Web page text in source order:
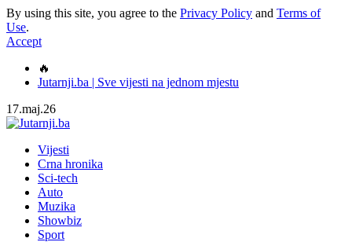
By using this site, you agree to the Privacy Policy and Terms of
Use.
Accept
🔥
Jutarnji.ba | Sve vijesti na jednom mjestu
17.maj.26
Vijesti
Crna hronika
Sci-tech
Auto
Muzika
Showbiz
Sport